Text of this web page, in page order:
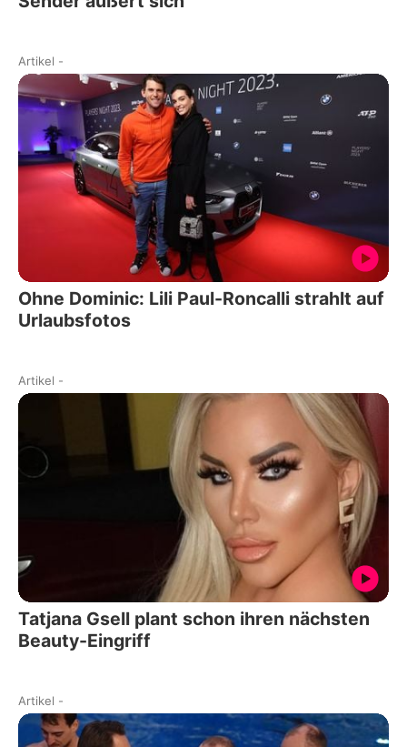
Artikel -
Ohne Dominic: Lili Paul-Roncalli strahlt auf
Urlaubsfotos
Artikel -
Tatjana Gsell plant schon ihren nächsten
Beauty-Eingriff
Artikel -